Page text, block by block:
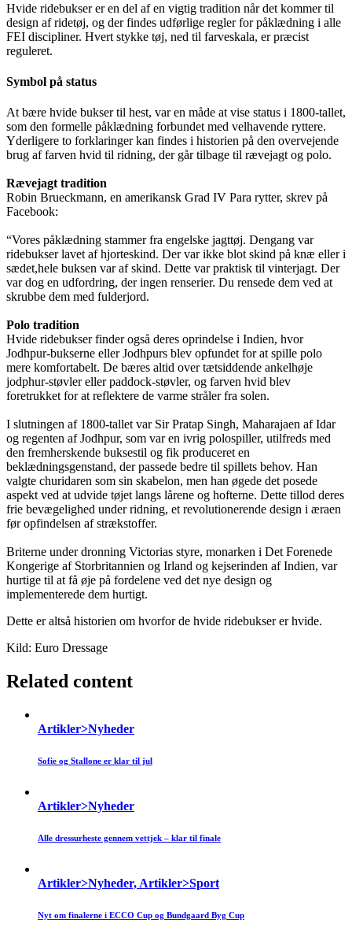
Hvide ridebukser er en del af en vigtig tradition når det kommer til
design af ridetøj, og der findes udførlige regler for påklædning i alle
FEI discipliner. Hvert stykke tøj, ned til farveskala, er præcist
reguleret.
Symbol på status
At bære hvide bukser til hest, var en måde at vise status i 1800-tallet,
som den formelle påklædning forbundet med velhavende ryttere.
Yderligere to forklaringer kan findes i historien på den overvejende
brug af farven hvid til ridning, der går tilbage til rævejagt og polo.
Rævejagt tradition
Robin Brueckmann, en amerikansk Grad IV Para rytter, skrev på
Facebook:
“Vores påklædning stammer fra engelske jagttøj. Dengang var
ridebukser lavet af hjorteskind. Der var ikke blot skind på knæ eller i
sædet,hele buksen var af skind. Dette var praktisk til vinterjagt. Der
var dog en udfordring, der ingen renserier. Du rensede dem ved at
skrubbe dem med fulderjord.
Polo tradition
Hvide ridebukser finder også deres oprindelse i Indien, hvor
Jodhpur-bukserne eller Jodhpurs blev opfundet for at spille polo
mere komfortabelt. De bæres altid over tætsiddende ankelhøje
jodphur-støvler eller paddock-støvler, og farven hvid blev
foretrukket for at reflektere de varme stråler fra solen.
I slutningen af ​​1800-tallet var Sir Pratap Singh, Maharajaen af ​​Idar
og regenten af ​​Jodhpur, som var en ivrig polospiller, utilfreds med
den fremherskende buksestil og fik produceret en
beklædningsgenstand, der passede bedre til spillets behov. Han
valgte churidaren som sin skabelon, men han øgede det posede
aspekt ved at udvide tøjet langs lårene og hofterne. Dette tillod deres
frie bevægelighed under ridning, et revolutionerende design i æraen
før opfindelsen af ​​strækstoffer.
Briterne under dronning Victorias styre, monarken i Det Forenede
Kongerige af Storbritannien og Irland og kejserinden af ​​Indien, var
hurtige til at få øje på fordelene ved det nye design og
implementerede dem hurtigt.
Dette er altså historien om hvorfor de hvide ridebukser er hvide.
Kild: Euro Dressage
Related content
Artikler>Nyheder
Sofie og Stallone er klar til jul
Artikler>Nyheder
Alle dressurheste gennem vettjek – klar til finale
Artikler>Nyheder, Artikler>Sport
Nyt om finalerne i ECCO Cup og Bundgaard Byg Cup